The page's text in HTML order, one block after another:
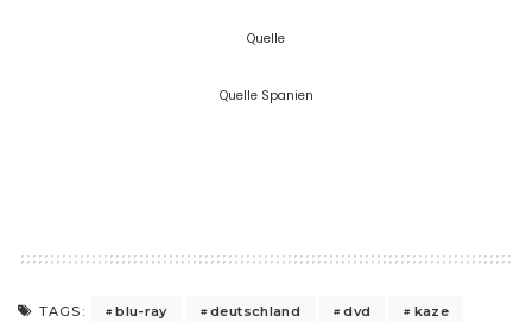
Quelle
Quelle Spanien
TAGS: blu-ray deutschland dvd
kaze